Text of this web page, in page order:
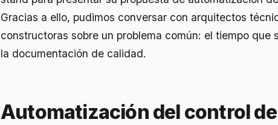
Gracias a ello, pudimos conversar con arquitectos
constructoras sobre un problema común: el tiempo que
la documentación de calidad.
Automatización del control